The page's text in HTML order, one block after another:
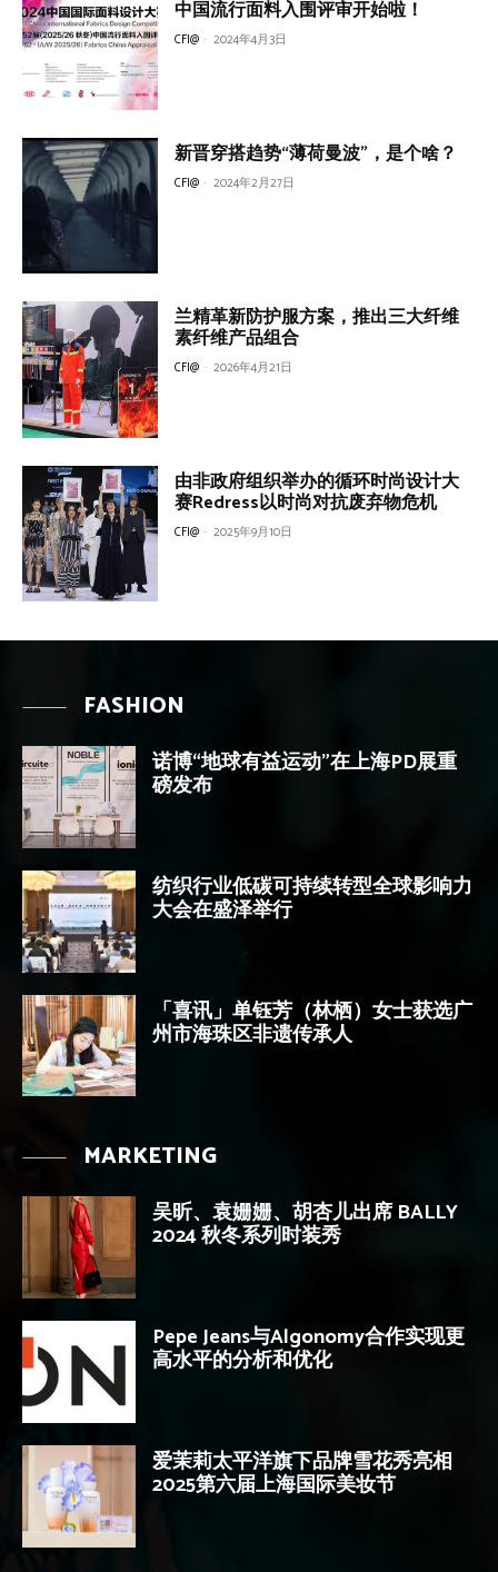
中国流行面料入围评审开始啦！
CFI@ - 2024年4月3日
新晋穿搭趋势“薄荷曼波”，是个啥？
CFI@ - 2024年2月27日
兰精革新防护服方案，推出三大纤维
素纤维产品组合
CFI@ - 2026年4月21日
由非政府组织举办的循环时尚设计大
赛Redress以时尚对抗废弃物危机
CFI@ - 2025年9月10日
FASHION
诺博“地球有益运动”在上海PD展重
磅发布
纺织行业低碳可持续转型全球影响力
大会在盛泽举行
「喜讯」单钰芳（林栖）女士获选广
州市海珠区非遗传承人
MARKETING
吴昕、袁姗姗、胡杏儿出席 BALLY
2024 秋冬系列时装秀
Pepe Jeans与Algonomy合作实现更
高水平的分析和优化
爱茉莉太平洋旗下品牌雪花秀亮相
2025第六届上海国际美妆节